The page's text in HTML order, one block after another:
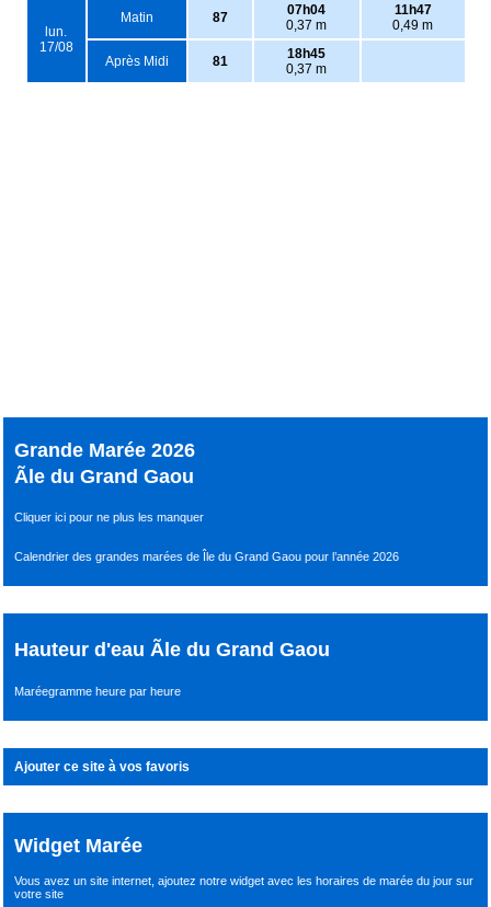
lun.
17/08
Matin 87
07h04
0,37 m
11h47
0,49 m
Après Midi 81
18h45
0,37 m
Grande Marée 2026
Ãle du Grand Gaou
Cliquer ici pour ne plus les manquer
Calendrier des grandes marées de Île du Grand Gaou pour l’année 2026
Hauteur d'eau Ãle du Grand Gaou
Maréegramme heure par heure
Ajouter ce site à vos favoris
Widget Marée
Vous avez un site internet,ajoutez notre widget avec les horaires de marée du joursur
votre site